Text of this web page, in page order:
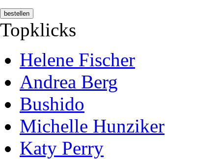
Topklicks
Helene Fischer
Andrea Berg
Bushido
Michelle Hunziker
Katy Perry